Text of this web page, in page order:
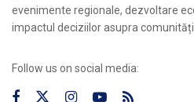
evenimente regionale, dezvoltare
impactul deciziilor asupra
Follow us on social media: